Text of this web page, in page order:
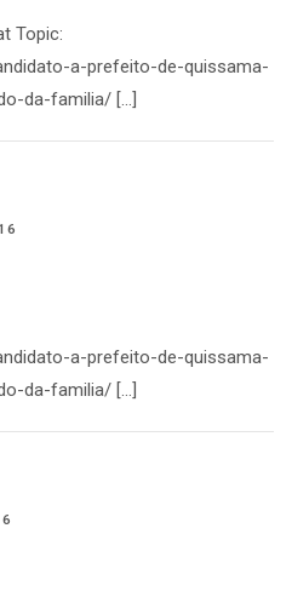
Topic:
a-prefeito-de-quissama-
da-familia/ […]
a-prefeito-de-quissama-
da-familia/ […]